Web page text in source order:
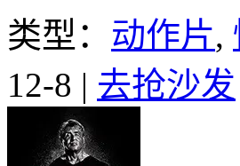
类型： 动作片,
12-8 | 去抢沙发